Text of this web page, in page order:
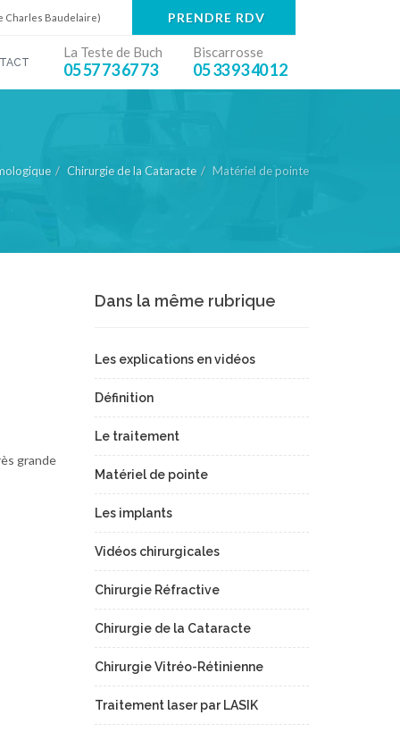
Charles Baudelaire) PRENDRE RDV
La Teste de Buch
05 57 73 67 73
Biscarrosse
05 33 93 40 12
Chirurgie de la Cataracte Matériel de pointe
grande
Dans la même rubrique
Les explications en vidéos
Définition
Le traitement
Matériel de pointe
Les implants
Vidéos chirurgicales
Chirurgie Réfractive
Chirurgie de la Cataracte
Chirurgie Vitréo-Rétinienne
Traitement laser par LASIK